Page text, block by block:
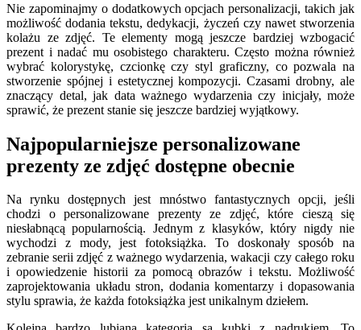
Nie zapominajmy o dodatkowych opcjach personalizacji, takich jak
możliwość dodania tekstu, dedykacji, życzeń czy nawet stworzenia
kolażu ze zdjęć. Te elementy mogą jeszcze bardziej wzbogacić
prezent i nadać mu osobistego charakteru. Często można również
wybrać kolorystykę, czcionkę czy styl graficzny, co pozwala na
stworzenie spójnej i estetycznej kompozycji. Czasami drobny, ale
znaczący detal, jak data ważnego wydarzenia czy inicjały, może
sprawić, że prezent stanie się jeszcze bardziej wyjątkowy.
Najpopularniejsze personalizowane
prezenty ze zdjęć dostępne obecnie
Na rynku dostępnych jest mnóstwo fantastycznych opcji, jeśli
chodzi o personalizowane prezenty ze zdjęć, które cieszą się
niesłabnącą popularnością. Jednym z klasyków, który nigdy nie
wychodzi z mody, jest fotoksiążka. To doskonały sposób na
zebranie serii zdjęć z ważnego wydarzenia, wakacji czy całego roku
i opowiedzenie historii za pomocą obrazów i tekstu. Możliwość
zaprojektowania układu stron, dodania komentarzy i dopasowania
stylu sprawia, że każda fotoksiążka jest unikalnym dziełem.